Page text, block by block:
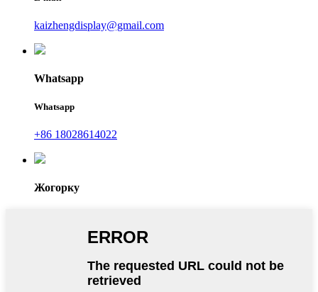
kaizhengdisplay@gmail.com
Whatsapp
Whatsapp
+86 18028614022
Жогорку